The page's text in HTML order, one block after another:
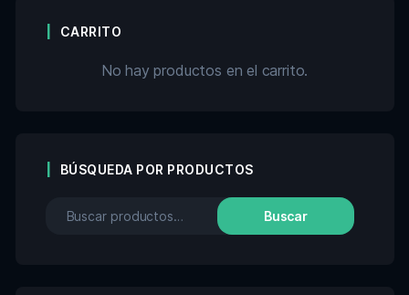
CARRITO
No hay productos en el carrito.
BÚSQUEDA POR PRODUCTOS
Buscar